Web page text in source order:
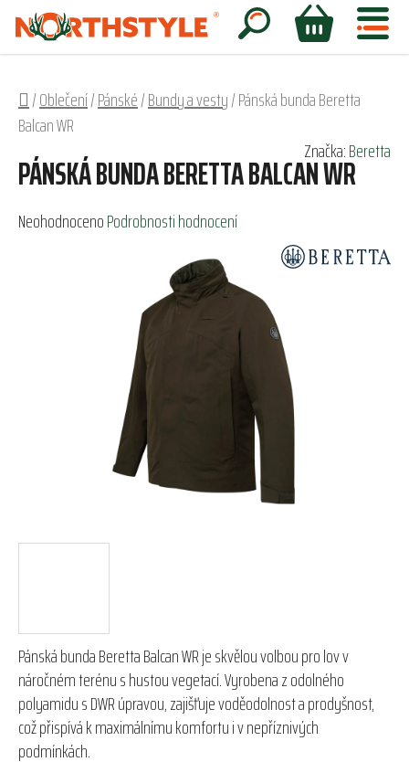
Přejít
obsah
Hledat
NÁKUPNÍ
Domů
/Oblečení/Pánské/Bundy a vesty/Pánská bunda Beretta
Balcan WR
Pánská bunda Beretta Balcan WR je skvělou volbou pro lov v
náročném terénu s hustou vegetací. Vyrobena z odolného
polyamidu s DWR úpravou, zajišťuje voděodolnost a prodyšnost,
což přispívá k maximálnímu komfortu i v nepříznivých
podmínkách.
PÁNSKÁ BUNDA BERETTA BALCAN WR
Průměrné
NeohodnocenoPodrobnosti hodnocení
Značka:Beretta